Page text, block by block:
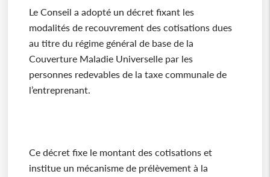
Le Conseil a adopté un décret fixant les
modalités de recouvrement des cotisations dues
au titre du régime général de base de la
Couverture Maladie Universelle par les
personnes redevables de la taxe communale de
l’entreprenant.
Ce décret fixe le montant des cotisations et
institue un mécanisme de prélèvement à la